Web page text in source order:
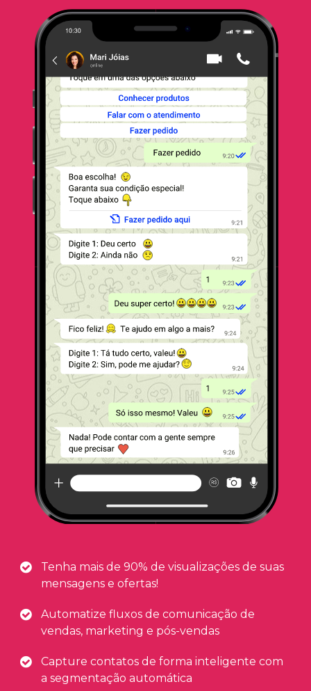
Tenha mais de 90% de visualizações de suas
mensagens e ofertas!
Automatize fluxos de comunicação de
vendas, marketing e pós-vendas
Capture contatos de forma inteligente com
a segmentação automática